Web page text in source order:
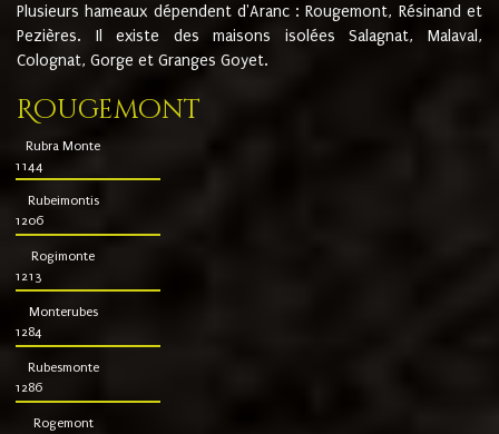
Plusieurs hameaux dépendent d'Aranc : Rougemont, Résinand et
Pezières. Il existe des maisons isolées Salagnat, Malaval,
Colognat, Gorge et Granges Goyet.
Rougemont
Rubra Monte
1144
Rubeimontis
1206
Rogimonte
1213
Monterubes
1284
Rubesmonte
1286
Rogemont